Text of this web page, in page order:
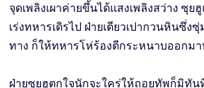
จุดเพลิงเผาค่ายขึ้นได้แสงเพลิงสว่าง ซุย
เร่งทหารเดิรไป ฝ่ายเตียวเปากวนหินซึ่ง
ทาง ก็ให้ทหารโห่ร้องตีกระหนาบออกมา
ฝ่ายซุยฮูตกใจนักจะใคร่ให้ถอยทัพก็มิทันที